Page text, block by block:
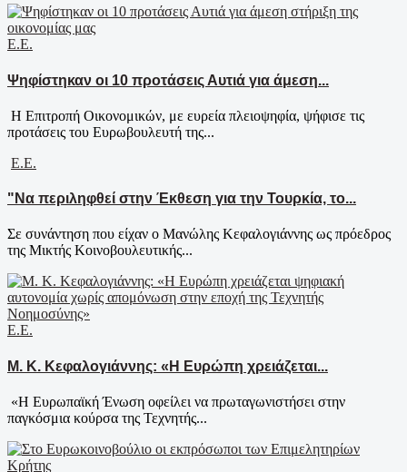
Ε.Ε.
Ψηφίστηκαν οι 10 προτάσεις Αυτιά για άμεση...
Η Επιτροπή Οικονομικών, με ευρεία πλειοψηφία, ψήφισε τις
προτάσεις του Ευρωβουλευτή της...
Ε.Ε.
"Να περιληφθεί στην Έκθεση για την Τουρκία, το...
Σε συνάντηση που είχαν ο Μανώλης Κεφαλογιάννης ως πρόεδρος
της Μικτής Κοινοβουλευτικής...
Ε.Ε.
Μ. Κ. Κεφαλογιάννης: «Η Ευρώπη χρειάζεται...
«Η Ευρωπαϊκή Ένωση οφείλει να πρωταγωνιστήσει στην
παγκόσμια κούρσα της Τεχνητής...